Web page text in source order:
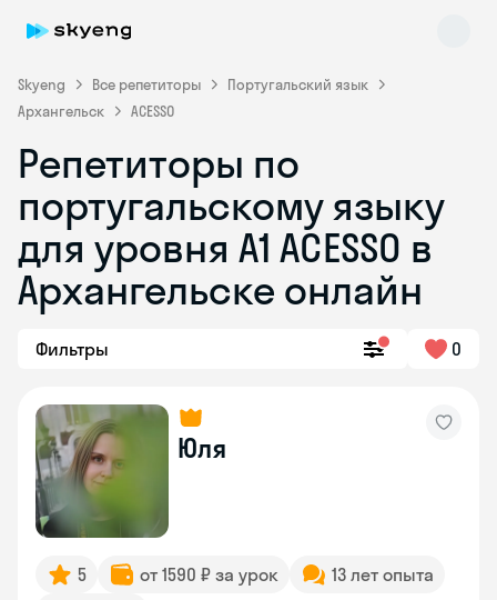
Skyeng Все репетиторы
Португальский язык
Архангельск
ACESSO
Репетиторы по
португальскому языку
для уровня A1 ACESSO в
Архангельске онлайн
Фильтры 0
Юля
5 от 1590 ₽ за урок
13 лет опыта
Skyeng Chat
online